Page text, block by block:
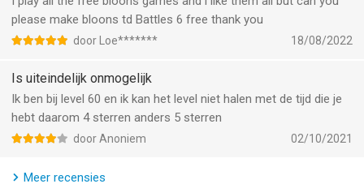
please make bloons td Battles 6 free thank you
door Loe******* 18/08/2022
Is uiteindelijk onmogelijk
Ik ben bij level 60 en ik kan het level niet halen met de tijd die je
hebt daarom 4 sterren anders 5 sterren
door Anoniem 02/10/2021
Meer recensies